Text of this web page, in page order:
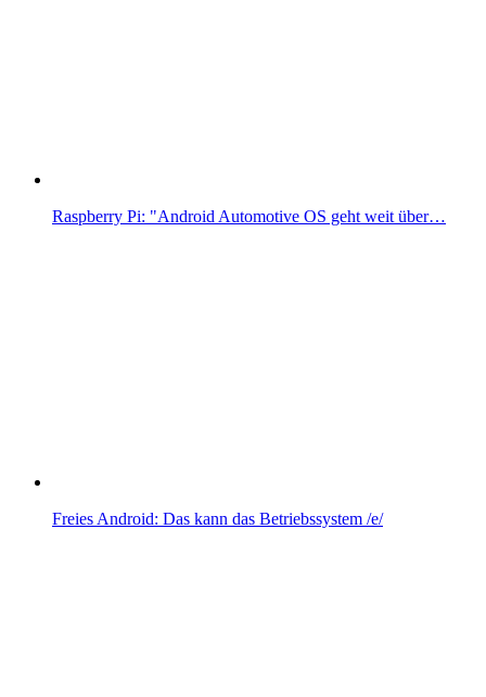
Raspberry Pi: "Android Automotive OS geht weit über…
Freies Android: Das kann das Betriebssystem /e/